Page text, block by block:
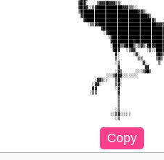
▓██░
▓█▓
▓░
▒░
░▒
▓
░▓▒